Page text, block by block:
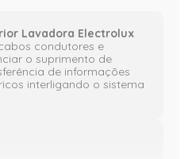
Lavadora Electrolux
condutores e
o suprimento de
de informações
interligando o sistema